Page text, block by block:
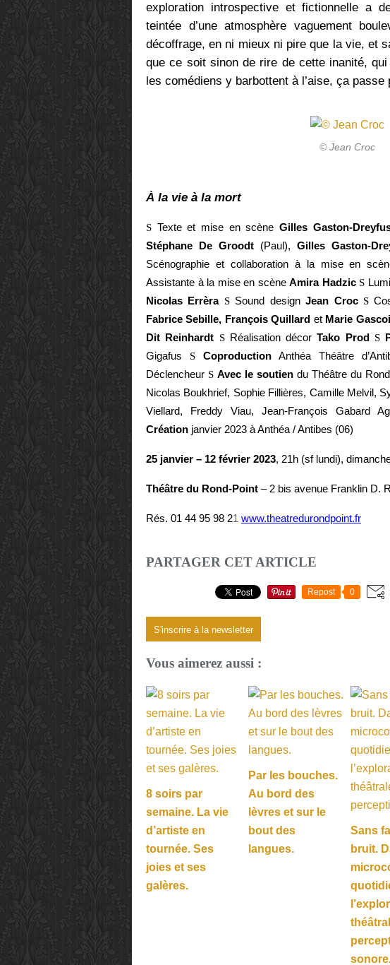
exploration introspective et fictionnelle a
teintée d’une atmosphère vaguement
décoffrage, en ni mieux ni pire que la vie, et
que ce soit sinon de rire de cette inanité,
les comédiens y barbottent à l’aise, ça passe
© Jean Croc
À la vie à la mort
S Texte et mise en scène Gilles Gaston-
Stéphane De Groodt (Paul), Gilles Gaston-
Scénographie et collaboration à la mise en
Assistante à la mise en scène Amira Hadzic S
Nicolas Errèra SSound designJean Croc S
Fabrice Sebille, François Quillard et Marie
Dit Reinhardt SRéalisation décorTako Prod S
Gigafus S CoproductionAnthéa Théâtre
Déclencheur S Avec le soutien du Théâtre du
Nicolas Boukhrief, Sophie Fillières, Camille Melvil,
Viellard, Freddy Viau, Jean-François Gabard
Création janvier 2023 à Anthéa / Antibes (06)
25 janvier – 12 février 2023, 21h (sf lundi),
Théâtre du Rond-Point – 2 bis avenue Franklin D.
Rés. 01 44 95 98 21 www.theatredurondpoint.fr
PARTAGER CET ARTICLE
Repost 0
S'inscrire à la newsletter
Vous aimerez aussi :
8 soirs par
semaine. La vie
d’artiste en
tournée. Ses
joies et ses
galères.
Par les bouches.
Au bord des
lèvres et sur le
bout des
langues.
Sans
bruit.